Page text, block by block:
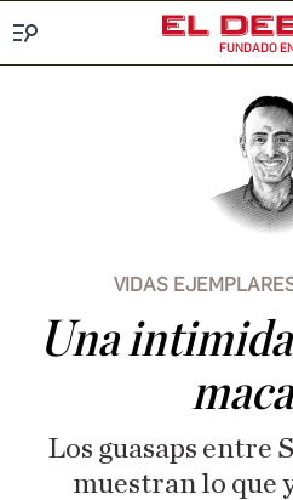
FUNDADO
VIDAS
Una
Los guasaps entre
muestran lo que